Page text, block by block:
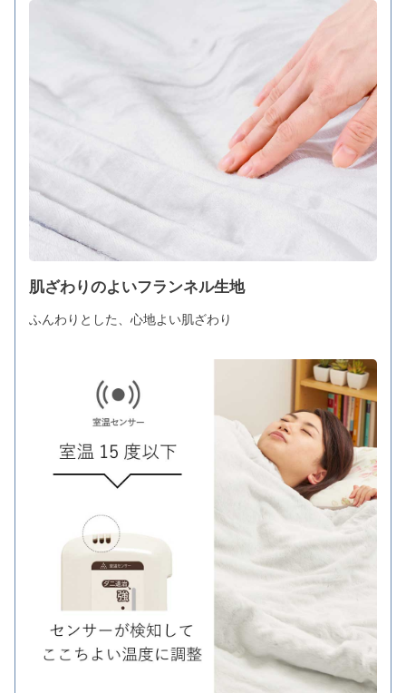
肌ざわりのよいフランネル生地
ふんわりとした、心地よい肌ざわり